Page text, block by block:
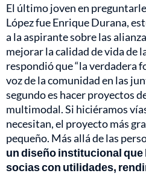
El último joven en
López fue Enrique Durana,
a la aspirante sobre las
mejorar la calidad de vida de
respondió que “la verdadera
voz de la comunidad en las
segundo es hacer proyectos
multimodal. Si hiciéramos
necesitan, el proyecto más
pequeño. Más allá de las
un diseño institucional
socias con utilidades,